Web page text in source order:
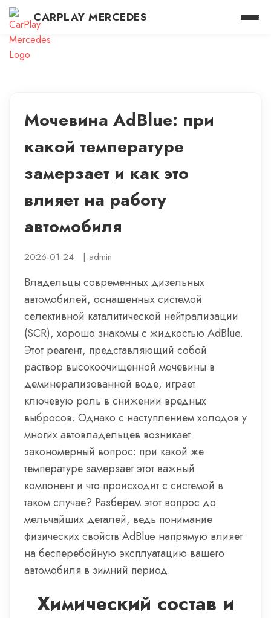
CARPLAY MERCEDES
Мочевина AdBlue: при
какой температуре
замерзает и как это
влияет на работу
автомобиля
2026-01-24 | admin
Владельцы современных дизельных
автомобилей, оснащенных системой
селективной каталитической нейтрализации
(SCR), хорошо знакомы с жидкостью AdBlue.
Этот реагент, представляющий собой
раствор высокоочищенной мочевины в
деминерализованной воде, играет
ключевую роль в снижении вредных
выбросов. Однако с наступлением холодов у
многих автовладельцев возникает
закономерный вопрос: при какой же
температуре замерзает этот важный
компонент и что происходит с системой в
таком случае? Разберем этот вопрос до
мельчайших деталей, ведь понимание
физических свойств AdBlue напрямую влияет
на бесперебойную эксплуатацию вашего
автомобиля в зимний период.
Химический состав и